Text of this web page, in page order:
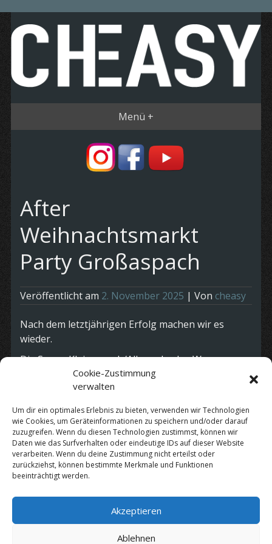
Cookie-Zustimmung
verwalten
Um dir ein optimales Erlebnis zu bieten, verwenden wir Technologien
wie Cookies, um Geräteinformationen zu speichern und/oder darauf
zuzugreifen. Wenn du diesen Technologien zustimmst, können wir
Daten wie das Surfverhalten oder eindeutige IDs auf dieser Website
verarbeiten. Wenn du deine Zustimmung nicht erteilst oder
zurückziehst, können bestimmte Merkmale und Funktionen
beeinträchtigt werden.
Akzeptieren
Ablehnen
Menü +
After
Weihnachtsmarkt
Party Großaspach
Veröffentlicht am 2. November 2025 | Von cheasy
Nach dem letztjährigen Erfolg machen wir es
wieder.
DieSpvgg Kleinaspach/Allmersbach a.W.
https://spvgg-kleinaspach.de/
Samstag Abend wieder die Megaparty, nach dem
Wie bereits im letzten Jahr findet die Party im
Vereinsheim der Kleintierzüchter statt.
Kategorie:Termine
Datenschutz|Impressum